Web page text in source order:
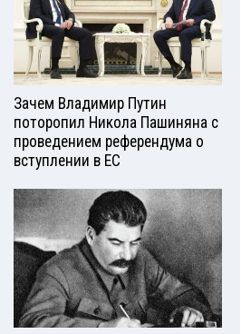
Зачем Владимир Путин
поторопил Никола Пашиняна с
проведением референдума о
вступлении в ЕС